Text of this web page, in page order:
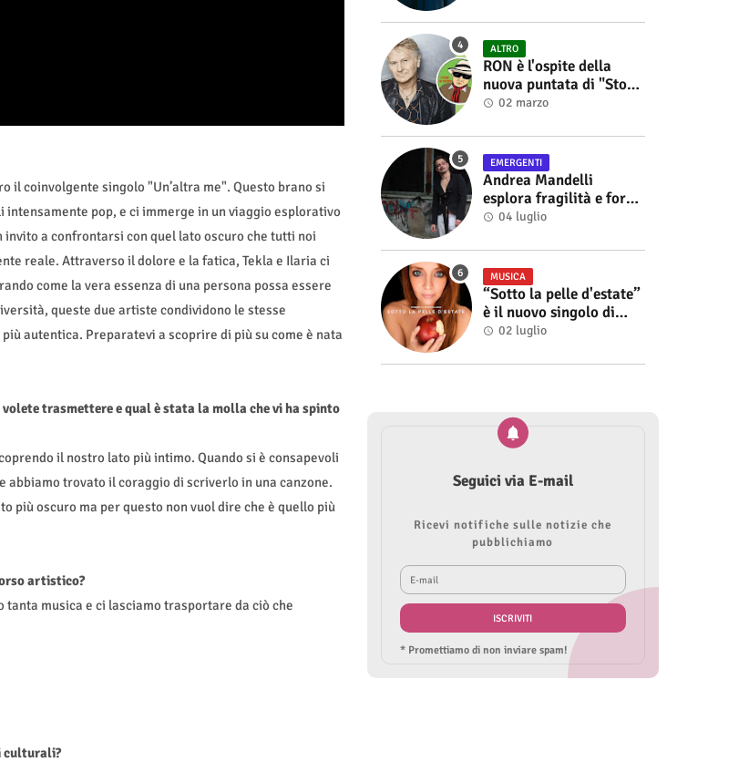
il coinvolgente singolo "Un’altra me". Questo brano si
pop, e ci immerge in un viaggio esplorativo
a confrontarsi con quel lato oscuro che tutti noi
reale. Attraverso il dolore e la fatica, Tekla e Ilaria ci
come la vera essenza di una persona possa essere
queste due artiste condividono le stesse
autentica. Preparatevi a scoprire di più su come è nata
trasmettere e qual è stata la molla che vi ha spinto
il nostro lato più intimo. Quando si è consapevoli
abbiamo trovato il coraggio di scriverlo in una canzone.
più oscuro ma per questo non vuol dire che è quello più
artistico?
tanta musica e ci lasciamo trasportare da ciò che
culturali?
ALTRO
RON è l'ospite della
nuova puntata di "Storie
di Musica", in onda sul
Alberto Salerno
02 marzo
EMERGENTI
Andrea Mandelli
esplora fragilità e forza
nel videoclip di “Sofia”
04 luglio
MUSICA
“Sotto la pelle d'estate”
è il nuovo singolo di
Roberta Modìgliani
02 luglio
Seguici via E-mail
Ricevi notifiche sulle notizie che
pubblichiamo
* Promettiamo di non inviare spam!